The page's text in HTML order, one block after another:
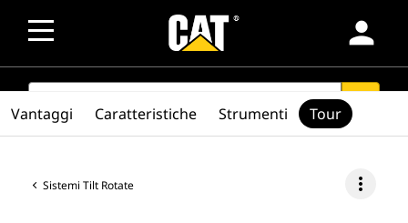
person
SEARCH search
Sistemi Tilt Rotate more_vert
Vantaggi Caratteristiche Strumenti Tour